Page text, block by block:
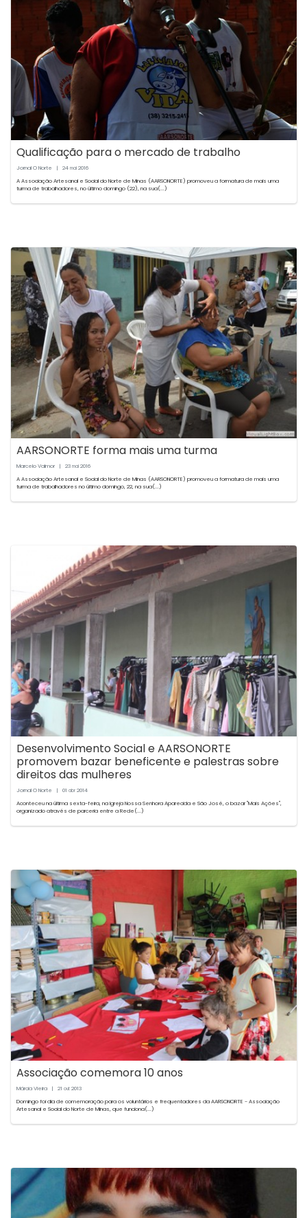
Qualificação para o mercado de trabalho
Jornal O Norte | 24 mai2016
A Associação Artesanal e Social do Norte de Minas (AARSONORTE) promoveu a formatura de mais uma
turma de trabalhadores, no último domingo (22), na sua(...)
AARSONORTE forma mais uma turma
Marcelo Valmor | 23 mai2016
A Associação Artesanal e Social do Norte de Minas (AARSONORTE) promoveu a formatura de mais uma
turma de trabalhadores no último domingo, 22, na sua(...)
Desenvolvimento Social e AARSONORTE
promovem bazar beneficente e palestras sobre
direitos das mulheres
Jornal O Norte | 01 abr2014
Aconteceu na última sexta-feira, na Igreja Nossa Senhora Aparecida e São José, o bazar "Mais Ações",
organizado através de parceria entre a Rede(...)
Associação comemora 10 anos
Márcia Vieira | 21 out2013
Domingo foi dia de comemoração para os voluntários e frequentadores da AARSONORTE - Associação
Artesanal e Social do Norte de Minas, que funciona(...)